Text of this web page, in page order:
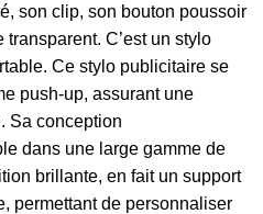
son clip, son bouton poussoir
C’est un stylo
Ce stylo publicitaire se
push-up, assurant une
Sa conception
dans une large gamme de
brillante, en fait un support
permettant de personnaliser